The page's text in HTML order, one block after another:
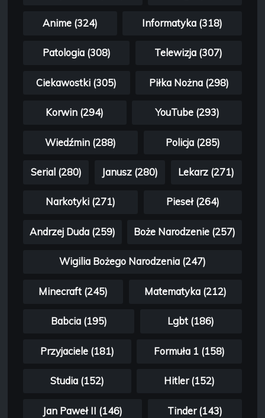
Anime (324) Informatyka (318)
Patologia (308) Telewizja (307)
Ciekawostki (305) Piłka Nożna (298)
Korwin (294) YouTube (293)
Wiedźmin (288) Policja (285)
Serial (280) Janusz (280) Lekarz (271)
Narkotyki (271) Pieseł (264)
Andrzej Duda (259) Boże Narodzenie (257)
Wigilia Bożego Narodzenia (247)
Minecraft (245) Matematyka (212)
Babcia (195) Lgbt (186)
Przyjaciele (181) Formuła 1 (158)
Studia (152) Hitler (152)
Jan Paweł II (146) Tinder (143)